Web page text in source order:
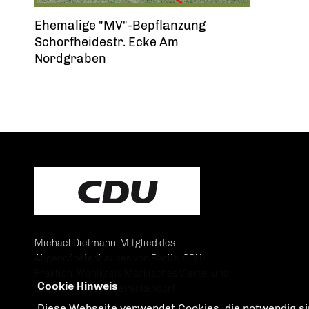
Ehemalige "MV"-Bepflanzung
Schorfheidestr. Ecke Am
Nordgraben
Michael Dietmann, Mitglied des
Abgeordnetenhauses von Berlin, CDU-
Lübars im Bezirk Reinickendorf.
Cookie Hinweis